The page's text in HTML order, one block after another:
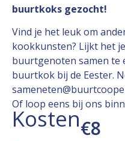
buurtkoks gezocht!
Vind je het leuk om
kookkunsten? Lijkt het
buurtgenoten samen te
buurtkok bij de Eester.
Of loop eens bij ons
Kosten€8